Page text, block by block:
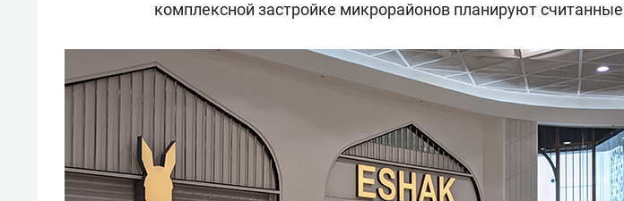
комплексной застройке микрорайонов планируют